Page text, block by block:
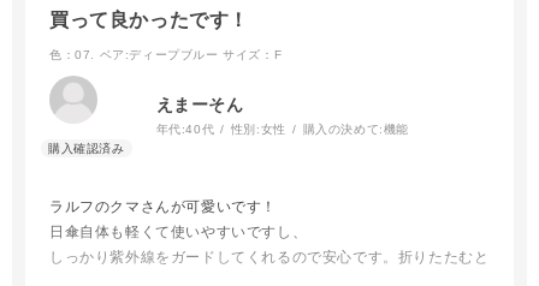
買って良かったです！
色：07. ベア:ディープブルー サイズ：F
えまーそん
年代:40代 性別:女性 購入の決めて:機能
ラルフのクマさんが可愛いです！
日傘自体も軽くて使いやすいですし、
しっかり紫外線をガードしてくれるので安心です。折りたたむと